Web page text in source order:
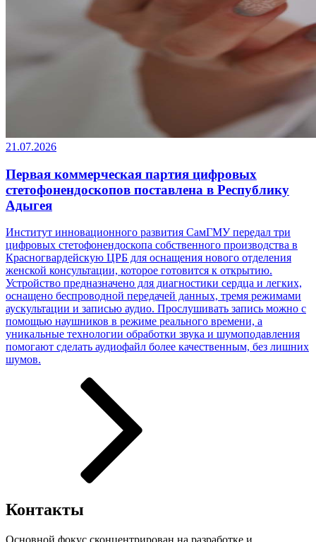
21.07.2026
Первая коммерческая партия цифровых
стетофонендоскопов поставлена в Республику
Адыгея
Институт инновационного развития СамГМУ передал три
цифровых стетофонендоскопа собственного производства в
Красногвардейскую ЦРБ для оснащения нового отделения
женской консультации, которое готовится к открытию.
Устройство предназначено для диагностики сердца и легких,
оснащено беспроводной передачей данных, тремя режимами
аускультации и записью аудио. Прослушивать запись можно с
помощью наушников в режиме реального времени, а
уникальные технологии обработки звука и шумоподавления
помогают сделать аудиофайл более качественным, без лишних
шумов.
Контакты